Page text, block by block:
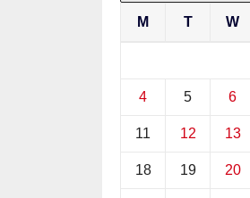
M T W
4 5 6
11 12 13
18 19 20